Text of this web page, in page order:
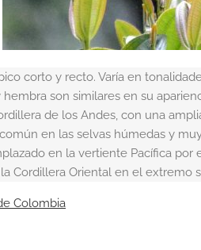
corto y recto. Varía en
son similares en su
de los Andes, con una
en las selvas húmedas y
en la vertiente Pacífica por
Cordillera Oriental en el extremo
Colombia